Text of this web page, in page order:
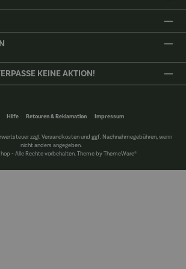
KEINE AKTION!
Hilfe Retouren & Reklamation Impressum
zzgl.Versandkostenund ggf. Nachnahmegebühren, wenn
nicht anders angegeben.
- Alle Rechte vorbehalten. Theme byThemeWare®